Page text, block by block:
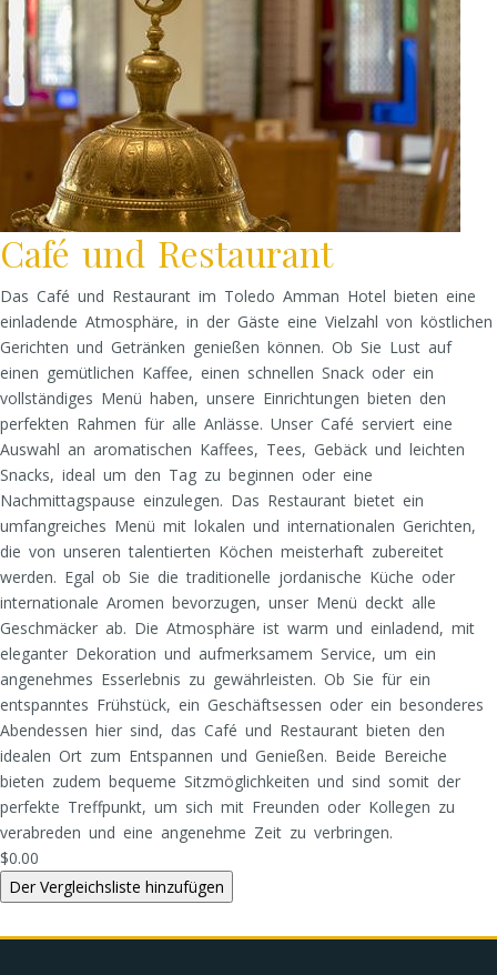
Café und Restaurant
Das Café und Restaurant im Toledo Amman Hotel bieten eine
einladende Atmosphäre, in der Gäste eine Vielzahl von köstlichen
Gerichten und Getränken genießen können. Ob Sie Lust auf
einen gemütlichen Kaffee, einen schnellen Snack oder ein
vollständiges Menü haben, unsere Einrichtungen bieten den
perfekten Rahmen für alle Anlässe. Unser Café serviert eine
Auswahl an aromatischen Kaffees, Tees, Gebäck und leichten
Snacks, ideal um den Tag zu beginnen oder eine
Nachmittagspause einzulegen. Das Restaurant bietet ein
umfangreiches Menü mit lokalen und internationalen Gerichten,
die von unseren talentierten Köchen meisterhaft zubereitet
werden. Egal ob Sie die traditionelle jordanische Küche oder
internationale Aromen bevorzugen, unser Menü deckt alle
Geschmäcker ab. Die Atmosphäre ist warm und einladend, mit
eleganter Dekoration und aufmerksamem Service, um ein
angenehmes Esserlebnis zu gewährleisten. Ob Sie für ein
entspanntes Frühstück, ein Geschäftsessen oder ein besonderes
Abendessen hier sind, das Café und Restaurant bieten den
idealen Ort zum Entspannen und Genießen. Beide Bereiche
bieten zudem bequeme Sitzmöglichkeiten und sind somit der
perfekte Treffpunkt, um sich mit Freunden oder Kollegen zu
verabreden und eine angenehme Zeit zu verbringen.
$0.00